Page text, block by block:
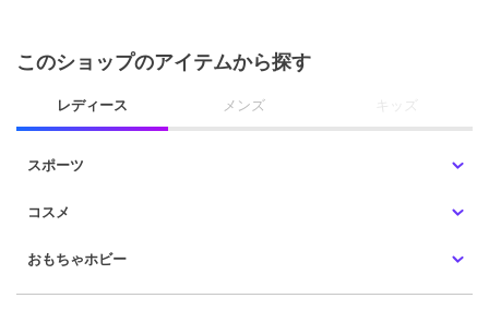
このショップのアイテムから探す
レディース メンズ キッズ
スポーツ
コスメ
おもちゃホビー